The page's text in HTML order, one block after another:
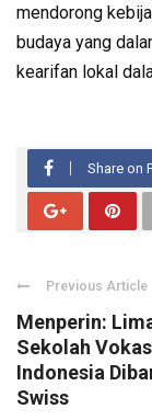
mendorong
budaya yang
kearifan lokal
Share on
Previous Article
Menperin:
Sekolah
Indonesia
Swiss